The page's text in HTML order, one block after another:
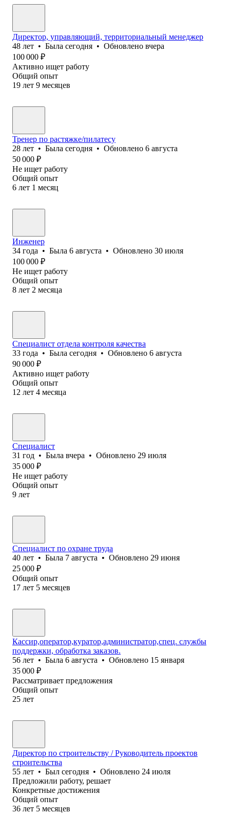
Директор, управляющий, территориальный менеджер
48 лет • Была сегодня • Обновлено вчера
100 000 ₽
Активно ищет работу
Общий опыт
19 лет 9 месяцев
Тренер по растяжке/пилатесу
28 лет • Была сегодня • Обновлено 6 августа
50 000 ₽
Не ищет работу
Общий опыт
6 лет 1 месяц
Инженер
34 года • Была 6 августа • Обновлено 30 июля
100 000 ₽
Не ищет работу
Общий опыт
8 лет 2 месяца
Специалист отдела контроля качества
33 года • Была сегодня • Обновлено 6 августа
90 000 ₽
Активно ищет работу
Общий опыт
12 лет 4 месяца
Специалист
31 год • Была вчера • Обновлено 29 июля
35 000 ₽
Не ищет работу
Общий опыт
9 лет
Специалист по охране труда
40 лет • Была 7 августа • Обновлено 29 июня
25 000 ₽
Общий опыт
17 лет 5 месяцев
Кассир,оператор,куратор,администратор,спец. службы
поддержки, обработка заказов.
56 лет • Была 6 августа • Обновлено 15 января
35 000 ₽
Рассматривает предложения
Общий опыт
25 лет
Директор по строительству / Руководитель проектов
строительства
55 лет • Был сегодня • Обновлено 24 июля
Предложили работу, решает
Конкретные достижения
Общий опыт
36 лет 5 месяцев